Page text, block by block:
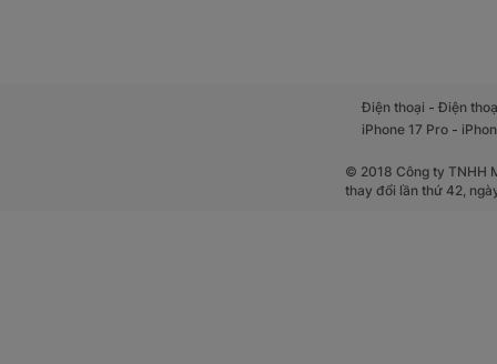
Điện thoại -Điện
iPhone 17 Pro -
© 2018 Công ty TNHH
thay đổi lần thứ 42,